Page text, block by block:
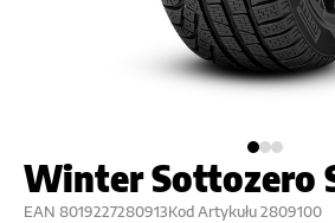
Winter Sottozero
EAN 8019227280913Kod Artykułu 2809100